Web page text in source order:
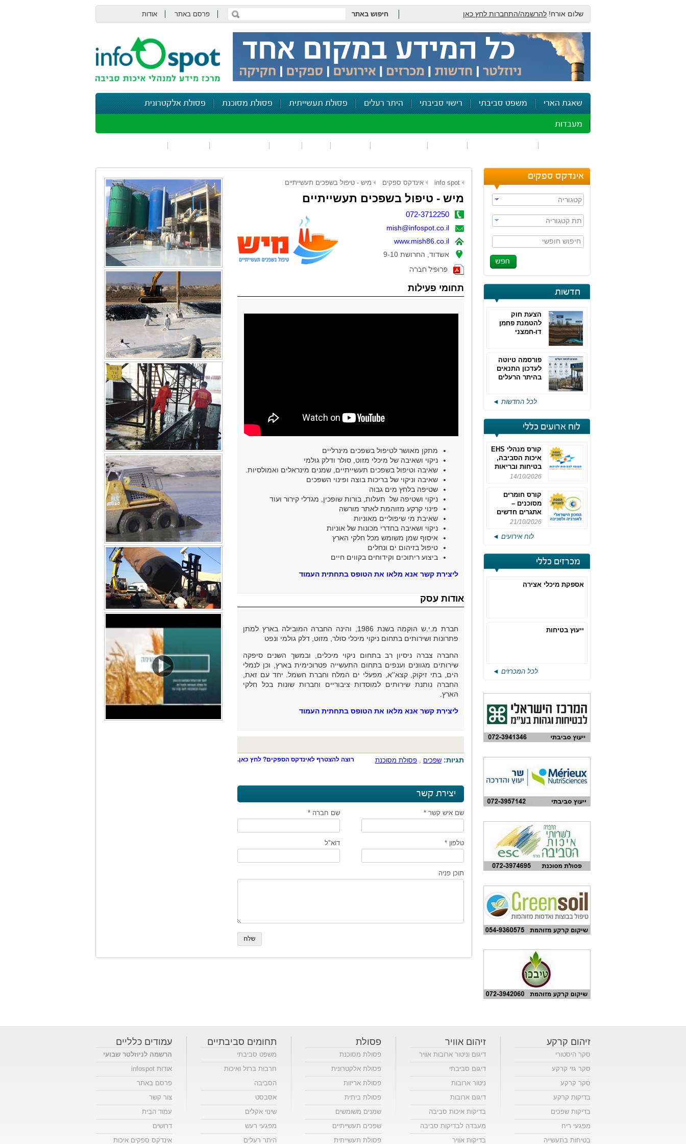
שלום אורח! להרשמה/התחברות לחץ כאן חיפוש באתר פרסם באתר אודות
שאגת הארי משפט סביבתי רישוי סביבתי היתר רעלים פסולת תעשייתית פסולת מסוכנת פסולת אלקטרונית
מעבדות
אינדקס ספקים
קטגוריה
תת קטגוריה
חיפוש חופשי
חדשות
הצעת חוק
להטמנת פחמן
דו-חמצני
פורסמה טיוטה
לעדכון התנאים
בהיתר הרעלים
לכל החדשות ◄
לוח ארועים כללי
קורס מנהלי EHS
איכות הסביבה,
בטיחות ובריאות
תעסוקתית
14/10/2026
קורס חומרים
מסוכנים –
אתגרים חדשים
והערכות לחוק
מחזור 4
21/10/2026
לוח אירועים ◄
מכרזים כללי
אספקת מיכלי אצירה
ייעוץ בטיחות
לכל המכרזים ◄
info spot אינדקס ספקים מיש - טיפול בשפכים תעשייתיים
מיש - טיפול בשפכים תעשייתיים
072-3712250
mish@infospot.co.il
www.mish86.co.il
אשדוד, החרושת 9-10
תחומי פעילות
מתקן מאושר לטיפול בשפכים מינרליים
ניקוי ושאיבה של מיכלי מזוט, סולר ודלק גולמי
שאיבה וטיפול בשפכים תעשייתיים, שמנים מינראלים ואמולסיות.
שאיבה וניקוי של בריכות בוצה ופינוי השפכים
שטיפה בלחץ מים גבוה
ניקוי ושטיפה של תעלות, בורות שופכין, מגדלי קירור ועוד
פינוי קרקע מזוהמת לאתר מורשה
שאיבת מי שיפוליים מאוניות
ניקוי ושאיבה בחדרי מכונות של אוניות
איסוף שמן משומש מכל חלקי הארץ
טיפול בזיהום ים ונחלים
ביצוע ריתוכים וקידוחים בקווים חיים
ליצירת קשר אנא מלאו את הטופס בתחתית העמוד
אודות עסק
חברת מ.י.ש הוקמה בשנת 1986, והינה החברה המובילה בארץ למתן
פתרונות ושירותים בתחום ניקוי מיכלי סולר, מזוט, דלק גולמי ונפט
החברה צברה ניסיון רב בתחום ניקוי מיכלים, ובמשך השנים סיפקה
שירותים מגוונים וענפים בתחום התעשייה פטרוכימית בארץ, וכן לנמלי
הים, בתי זיקוק, קצא''א, מפעלי ים המלח וחברת חשמל. יחד עם זאת,
החברה נותנת שירותים למוסדות ציבוריים וחברות שונות בכל חלקי
הארץ.
ליצירת קשר אנא מלאו את הטופס בתחתית העמוד
תגיות: שפכים , פסולת מסוכנת רוצה להצטרף לאינדקס הספקים? לחץ כאן.
יצירת קשר
שם איש קשר * שם חברה *
טלפון * דוא"ל
תוכן פניה
זיהום קרקע
סקר היסטורי
סקר גזי קרקע
סקר קרקע
בדיקות קרקע
בדיקות שפכים
מפגעי ריח
בטיחות בתעשייה
זיהום אוויר
דיגום וניטור ארובות אוויר
דיגום סביבתי
ניטור ארובות
דיגום ארובות
בדיקות איכות סביבה
מעבדה לבדיקות סביבה
בדיקות אוויר
פסולת
פסולת מסוכנת
פסולת אלקטרונית
פסולת אריזות
פסולת ביתית
שמנים משומשים
שפכים תעשייתיים
פסולת תעשייתית
תחומים סביבתיים
משפט סביבתי
חרבות ברזל ואיכות
הסביבה
אסבסט
שינוי אקלים
מפגעי רעש
היתר רעלים
עמודים כלליים
הרשמה לניוזלטר שבועי
אודות infospot
פרסם באתר
צור קשר
עמוד הבית
דרושים
אינדקס ספקים איכות